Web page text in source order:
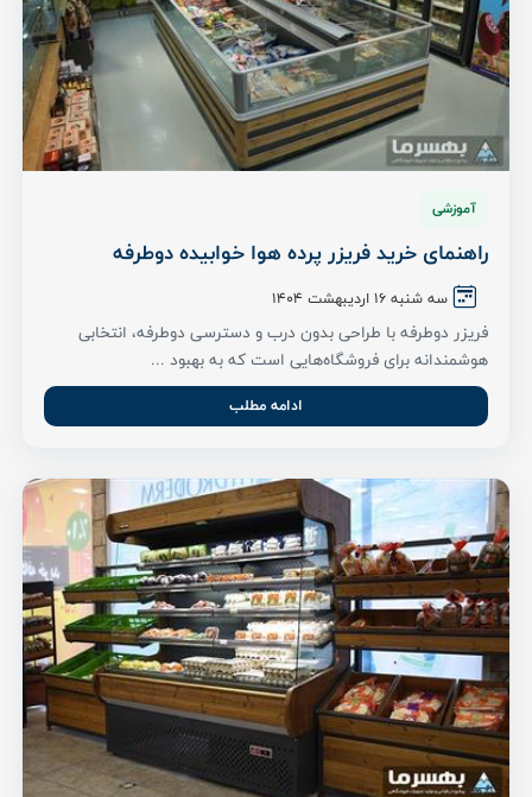
آموزشی
راهنمای خرید فریزر پرده هوا خوابیده دوطرفه
سه شنبه ۱6 اردیبهشت ۱۴۰۴
فریزر دوطرفه با طراحی بدون درب و دسترسی دوطرفه، انتخابی
هوشمندانه برای فروشگاه‌هایی است که به بهبود ...
ادامه مطلب